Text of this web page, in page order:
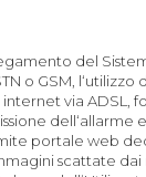
del
o GSM,
via ADSL,
portale web
scattate